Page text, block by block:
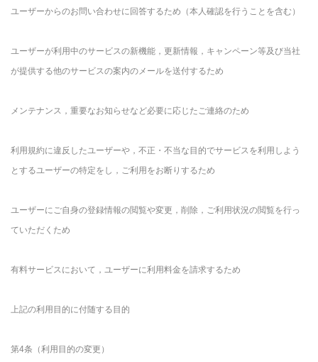
ユーザーからのお問い合わせに回答するため（本人確認を行うことを含む）
ユーザーが利用中のサービスの新機能，更新情報，キャンペーン等及び当社
が提供する他のサービスの案内のメールを送付するため
メンテナンス，重要なお知らせなど必要に応じたご連絡のため
利用規約に違反したユーザーや，不正・不当な目的でサービスを利用しよう
とするユーザーの特定をし，ご利用をお断りするため
ユーザーにご自身の登録情報の閲覧や変更，削除，ご利用状況の閲覧を行っ
ていただくため
有料サービスにおいて，ユーザーに利用料金を請求するため
上記の利用目的に付随する目的
第4条（利用目的の変更）